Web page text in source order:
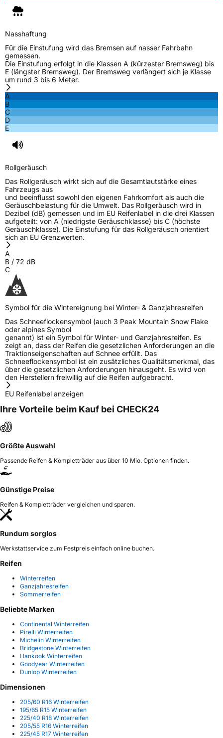
Nasshaftung
Für die Einstufung wird das Bremsen auf nasser Fahrbahn
gemessen.
Die Einstufung erfolgt in die Klassen A (kürzester Bremsweg) bis
E (längster Bremsweg). Der Bremsweg verlängert sich je Klasse
um rund 3 bis 6 Meter.
A
B
C
D
E
Rollgeräusch
Das Rollgeräusch wirkt sich auf die Gesamtlautstärke eines
Fahrzeugs aus
und beeinflusst sowohl den eigenen Fahrkomfort als auch die
Geräuschbelastung für die Umwelt. Das Rollgeräusch wird in
Dezibel (dB) gemessen und im EU Reifenlabel in die drei Klassen
aufgeteilt: von A (niedrigste Geräuschklasse) bis C (höchste
Geräuschklasse). Die Einstufung für das Rollgeräusch orientiert
sich an EU Grenzwerten.
A
B / 72 dB
C
Symbol für die Wintereignung bei Winter- & Ganzjahresreifen
Das Schneeflockensymbol (auch 3 Peak Mountain Snow Flake
oder alpines Symbol
genannt) ist ein Symbol für Winter- und Ganzjahresreifen. Es
zeigt an, dass der Reifen die gesetzlichen Anforderungen an die
Traktionseigenschaften auf Schnee erfüllt. Das
Schneeflockensymbol ist ein zusätzliches Qualitätsmerkmal, das
über die gesetzlichen Anforderungen hinausgeht. Es wird von
den Herstellern freiwillig auf die Reifen aufgebracht.
EU Reifenlabel anzeigen
Ihre Vorteile beim Kauf bei CHECK24
Größte Auswahl
Passende Reifen & Kompletträder aus über 10 Mio. Optionen finden.
Günstige Preise
Reifen & Kompletträder vergleichen und sparen.
Rundum sorglos
Werkstattservice zum Festpreis einfach online buchen.
Reifen
Winterreifen
Ganzjahresreifen
Sommerreifen
Beliebte Marken
Continental Winterreifen
Pirelli Winterreifen
Michelin Winterreifen
Bridgestone Winterreifen
Hankook Winterreifen
Goodyear Winterreifen
Dunlop Winterreifen
Dimensionen
205/60 R16 Winterreifen
195/65 R15 Winterreifen
225/40 R18 Winterreifen
205/55 R16 Winterreifen
225/45 R17 Winterreifen